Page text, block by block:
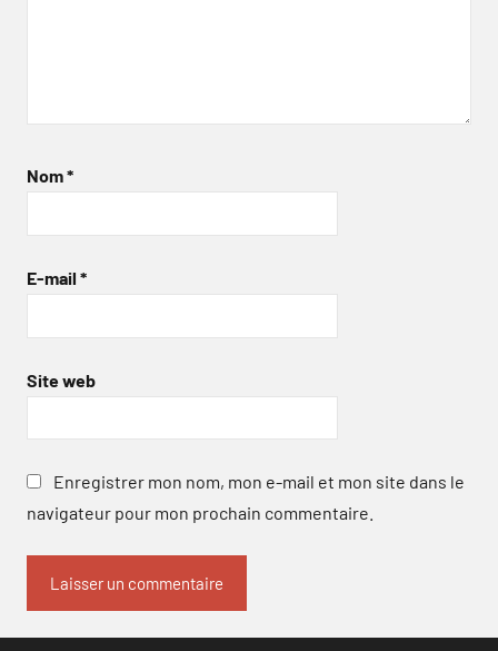
Nom*
E-mail *
Site web
Enregistrer mon nom, mon e-mail et mon site dans le
navigateur pour mon prochain commentaire.